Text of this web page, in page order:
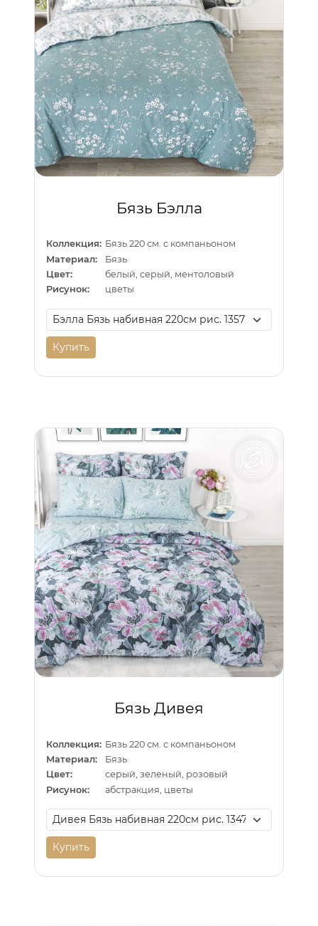
Бязь Бэлла
Коллекция: Бязь 220 см. с компаньоном
Материал:
Бязь
Цвет:
белый, серый, ментоловый
Рисунок:
цветы
Купить
Бязь Дивея
Коллекция: Бязь 220 см. с компаньоном
Материал:
Бязь
Цвет:
серый, зеленый, розовый
Рисунок:
абстракция, цветы
Купить